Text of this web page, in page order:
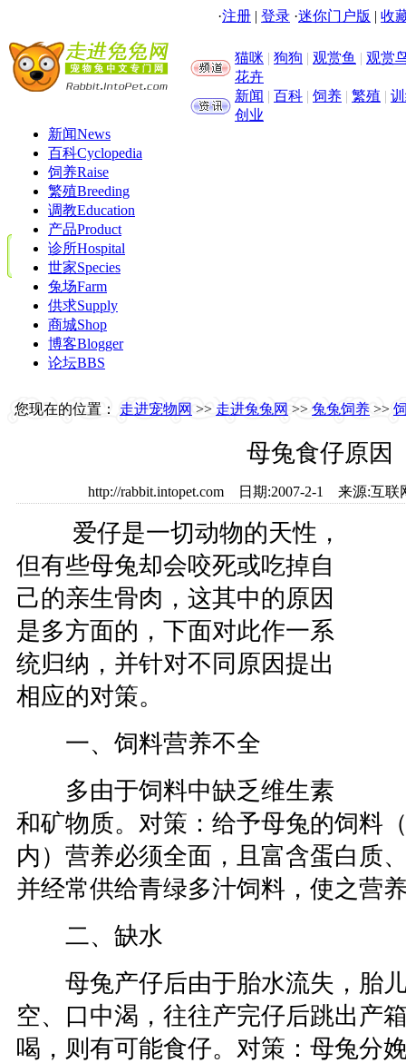
·注册 | 登录 ·迷你门户版 | 收
猫咪 | 狗狗 | 观赏鱼 | 观赏
花卉
新闻 | 百科 | 饲养 | 繁殖 |
创业
新闻News
百科Cyclopedia
饲养Raise
繁殖Breeding
调教Education
产品Product
诊所Hospital
世家Species
兔场Farm
供求Supply
商城Shop
博客Blogger
论坛BBS
您现在的位置： 走进宠物网 >> 走进兔兔网 >> 兔兔饲养 >>
母兔食仔原因
http://rabbit.intopet.com 日期:2007-2-1 来源:互
爱仔是一切动物的天性，
但有些母兔却会咬死或吃掉自
己的亲生骨肉，这其中的原因
是多方面的，下面对此作一系
统归纳，并针对不同原因提出
相应的对策。
一、饲料营养不全
多由于饲料中缺乏维生素
和矿物质。对策：给予母兔的饲料
内）营养必须全面，且富含蛋白质
并经常供给青绿多汁饲料，使之营
二、缺水
母兔产仔后由于胎水流失，胎儿
空、口中渴，往往产完仔后跳出产
喝，则有可能食仔。对策：母兔分